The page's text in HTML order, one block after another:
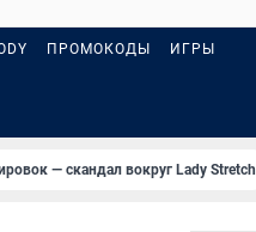
ПРОМОКОДЫ ИГРЫ
— скандал вокруг Lady Stretch